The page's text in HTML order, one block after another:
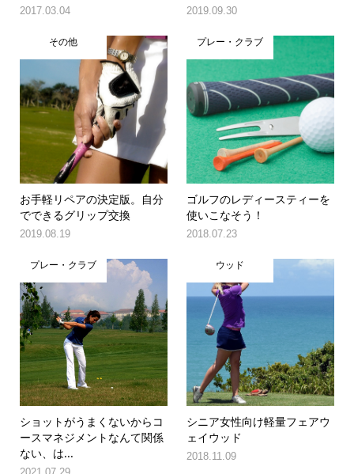
2017.03.04 2019.09.30
その他
お手軽リペアの決定版。自分
でできるグリップ交換
2019.08.19
プレー・クラブ
ゴルフのレディースティーを
使いこなそう！
2018.07.23
プレー・クラブ
ショットがうまくないからコ
ースマネジメントなんて関係
ない、は...
ウッド
シニア女性向け軽量フェアウ
ェイウッド
2018.11.09